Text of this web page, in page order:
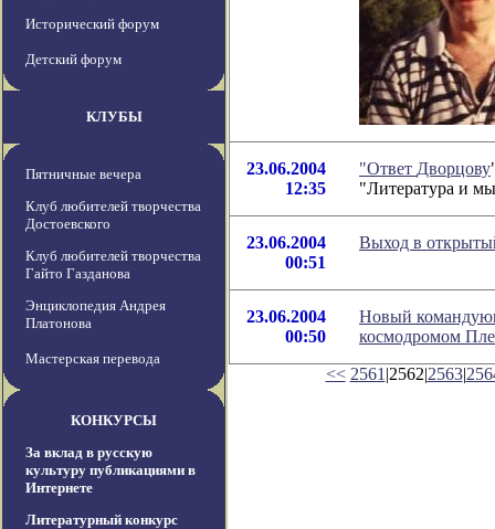
Исторический форум
Детский форум
КЛУБЫ
Пятничные вечера
Клуб любителей творчества
Достоевского
Клуб любителей творчества
Гайто Газданова
Энциклопедия Андрея
Платонова
Мастерская перевода
КОНКУРСЫ
За вклад в русскую
культуру публикациями в
Интернете
Литературный конкурс
23.06.2004
12:35
"Ответ Дворцову
"Литература и
23.06.2004
00:51
Выход в
23.06.2004
00:50
Новый
космодромом
<< 2561 |2562|2563|